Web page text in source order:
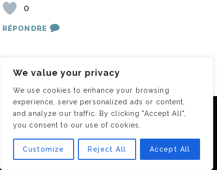
We value your privacy
We use cookies to enhance your browsing
experience, serve personalized ads or content,
and analyze our traffic. By clicking "Accept All",
you consent to our use of cookies.
Customize Reject All Accept All
0
RÉPONDRE
Votre adresse e-mail ne sera pas publiée. Les champs obligatoires sont indiqués avec
COMMENTAIRE
Nous utilisons des cookies pour vous garantir la meilleure
expérience sur notre site. Si vous continuez à utiliser ce
dernier, nous considérerons que vous acceptez l'utilisation des
cookies.
OK